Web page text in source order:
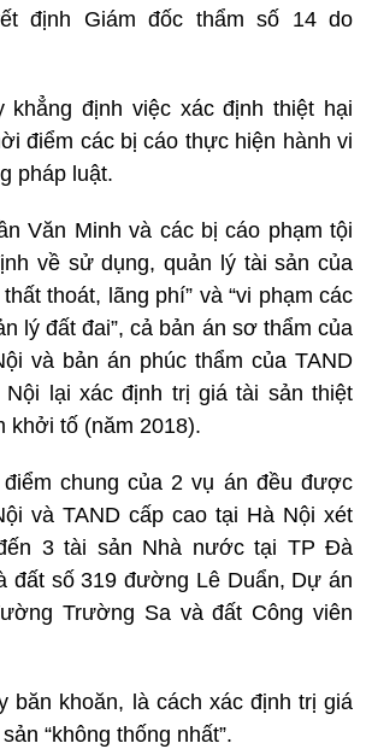
định Giám đốc thẩm số 14 do
khẳng định việc xác định thiệt hại
điểm các bị cáo thực hiện hành vi
pháp luật.
Văn Minh và các bị cáo phạm tội
về sử dụng, quản lý tài sản của
thoát, lãng phí” và “vi phạm các
lý đất đai”, cả bản án sơ thẩm của
và bản án phúc thẩm của TAND
lại xác định trị giá tài sản thiệt
khởi tố (năm 2018).
chung của 2 vụ án đều được
và TAND cấp cao tại Hà Nội xét
3 tài sản Nhà nước tại TP Đà
đất số 319 đường Lê Duẩn, Dự án
Trường Sa và đất Công viên
băn khoăn, là cách xác định trị giá
“không thống nhất”.